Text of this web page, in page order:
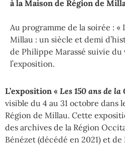
à la Maison de Région de
Au programme de la soirée : «
Millau : un siècle et demi
de Philippe Marassé suivie du
l’exposition.
L’exposition « Les 150 ans de
visible du 4 au 31 octobre dans
Région de Millau. Cette
des archives de la Région
Bénézet (décédé en 2021) et